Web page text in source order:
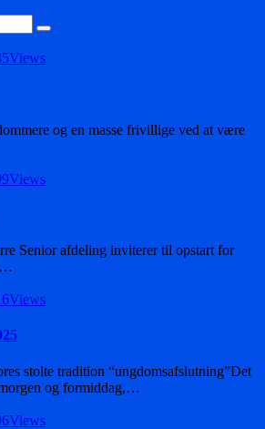
Views
og en masse frivillige ved at være
Views
Senior afdeling inviterer til opstart for
Views
stolte tradition “ungdomsafslutning”Det
og formiddag,…
Views